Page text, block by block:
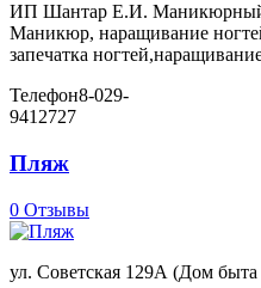
ИП Шантар Е.И. Маникюрный
Маникюр, наращивание
запечатка
Телефон8-029-
9412727
Пляж
0 Отзывы
ул. Советская 129А (Дом быта